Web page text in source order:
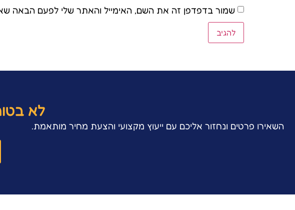
שמור בדפדפן זה את השם, האימייל והאתר שלי לפעם הבאה
לא
השאירו פרטים ונחזור אליכם עם ייעוץ מקצועי והצעת מחיר מותאמת.